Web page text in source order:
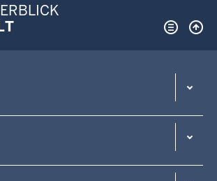
Überblick: